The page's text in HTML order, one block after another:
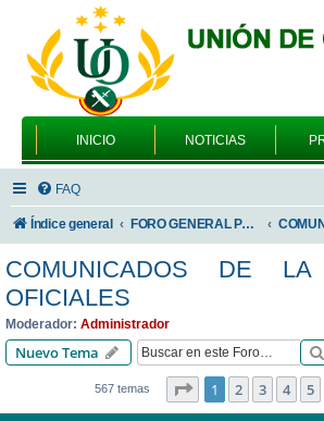
INICIO NOTICIAS
FAQ
Índice general FORO GENERAL PARA TODOS LOS USUARIOS
COMUNICADOS DE
OFICIALES
Moderador: Administrador
Nuevo Tema
567 temas Página de 12
1 2 3 4 5